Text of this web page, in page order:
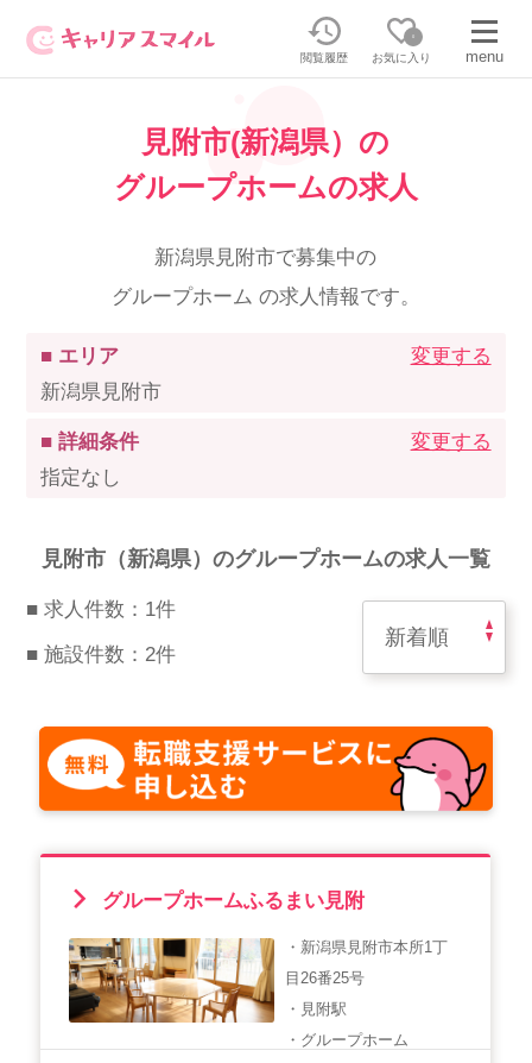
閲覧履歴
0
お気に入り menu
無料相談・お問い合わせはこちら
無料転職相談・お問い合わせの内容を
正社員／パートで働く
派遣で働く
介護の資格取得について
その他のお問い合わせ
採用担当者様はこちら
派遣求人を探す
スマイルカのsmileコラム
介護・看護のお仕事について
利用者の声
WEB勤怠
支店連絡先一覧
見附市(新潟県）の
グループホームの求人
新潟県見附市で募集中の
グループホーム の求人情報です。
■ エリア
新潟県見附市
変更する
■ 詳細条件
指定なし
変更する
見附市（新潟県）のグループホームの求人一覧
■ 求人件数：1件
■ 施設件数：2件
グループホームふるまい見附
・新潟県見附市本所1丁
目26番25号
・見附駅
・グループホーム